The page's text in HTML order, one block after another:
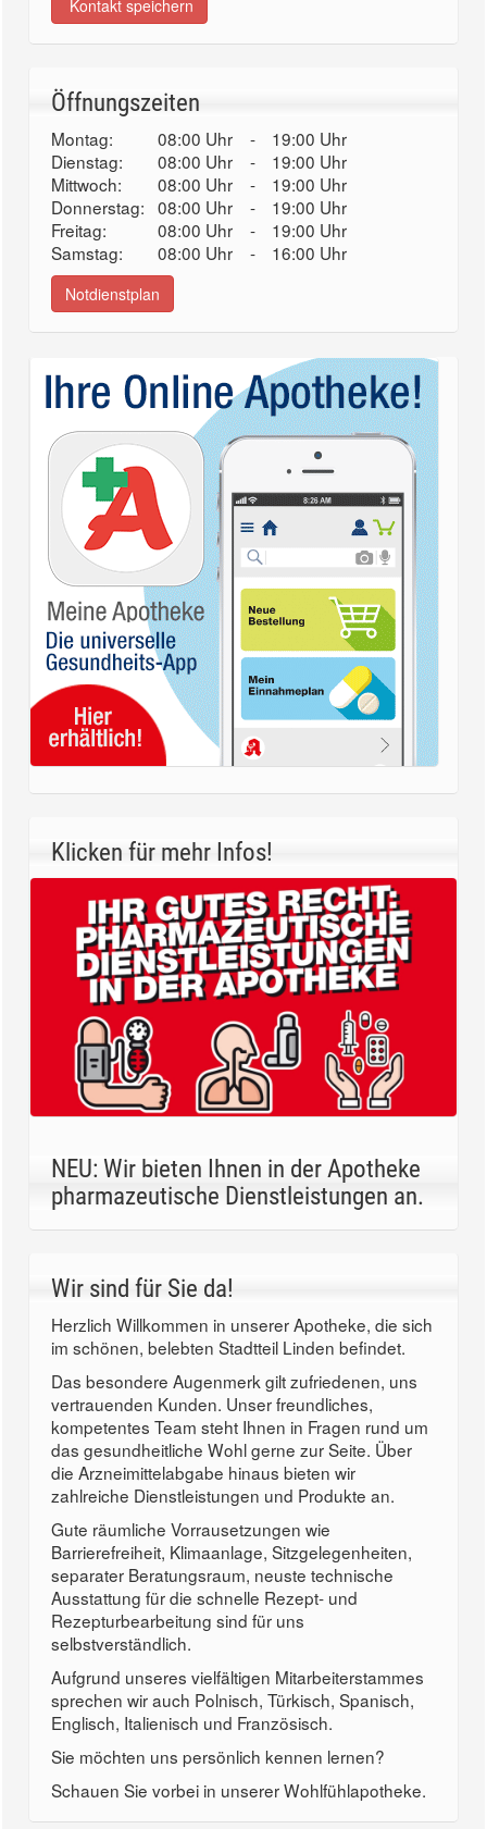
Kontakt speichern
Öffnungszeiten
Montag: 08:00 Uhr -
19:00 Uhr
Dienstag:
08:00 Uhr -
19:00 Uhr
Mittwoch:
08:00 Uhr -
19:00 Uhr
Donnerstag: 08:00 Uhr -
19:00 Uhr
Freitag:
08:00 Uhr -
19:00 Uhr
Samstag:
08:00 Uhr - 16:00 Uhr
Notdienstplan
Klicken für mehr Infos!
NEU: Wir bieten Ihnen in der Apotheke
pharmazeutische Dienstleistungen an.
Wir sind für Sie da!
Herzlich Willkommen in unserer Apotheke, die sich
im schönen, belebten Stadtteil Linden befindet.
Das besondere Augenmerk gilt zufriedenen, uns
vertrauenden Kunden. Unser freundliches,
kompetentes Team steht Ihnen in Fragen rund um
das gesundheitliche Wohl gerne zur Seite. Über
die Arzneimittelabgabe hinaus bieten wir
zahlreiche Dienstleistungen und Produkte an.
Gute räumliche Vorrausetzungen wie
Barrierefreiheit, Klimaanlage, Sitzgelegenheiten,
separater Beratungsraum, neuste technische
Ausstattung für die schnelle Rezept- und
Rezepturbearbeitung sind für uns
selbstverständlich.
Aufgrund unseres vielfältigen Mitarbeiterstammes
sprechen wir auch Polnisch, Türkisch, Spanisch,
Englisch, Italienisch und Französisch.
Sie möchten uns persönlich kennen lernen?
Schauen Sie vorbei in unserer Wohlfühlapotheke.